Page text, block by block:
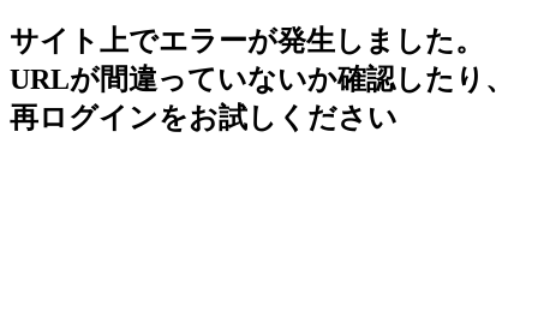
サイト上でエラーが発生しました。
URLが間違っていないか確認したり、
再ログインをお試しください